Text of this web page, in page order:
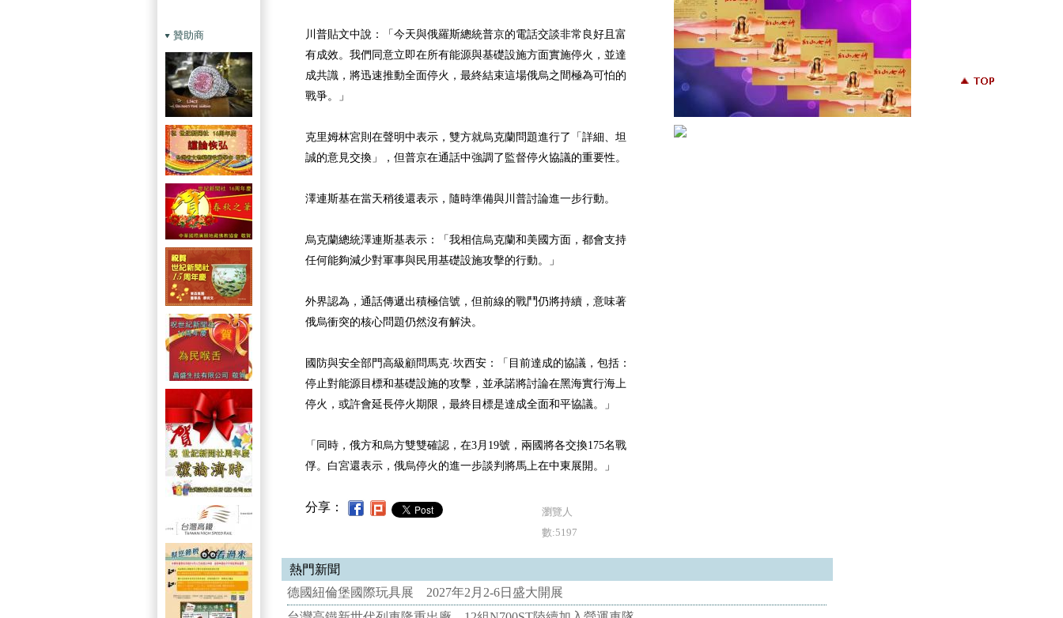
贊助商
川普貼文中說：「今天與俄羅斯總統普京的電話交談非常良好且富
有成效。我們同意立即在所有能源與基礎設施方面實施停火，並達
成共識，將迅速推動全面停火，最終結束這場俄烏之間極為可怕的
戰爭。」
克里姆林宮則在聲明中表示，雙方就烏克蘭問題進行了「詳細、坦
誠的意見交換」，但普京在通話中強調了監督停火協議的重要性。
澤連斯基在當天稍後還表示，隨時準備與川普討論進一步行動。
烏克蘭總統澤連斯基表示：「我相信烏克蘭和美國方面，都會支持
任何能夠減少對軍事與民用基礎設施攻擊的行動。」
外界認為，通話傳遞出積極信號，但前線的戰鬥仍將持續，意味著
俄烏衝突的核心問題仍然沒有解決。
國防與安全部門高級顧問馬克·坎西安：「目前達成的協議，包括：
停止對能源目標和基礎設施的攻擊，並承諾將討論在黑海實行海上
停火，或許會延長停火期限，最終目標是達成全面和平協議。」
「同時，俄方和烏方雙雙確認，在3月19號，兩國將各交換175名戰
俘。白宮還表示，俄烏停火的進一步談判將馬上在中東展開。」
分享：
瀏覽人
數:5197
熱門新聞
德國紐倫堡國際玩具展 2027年2月2-6日盛大開展